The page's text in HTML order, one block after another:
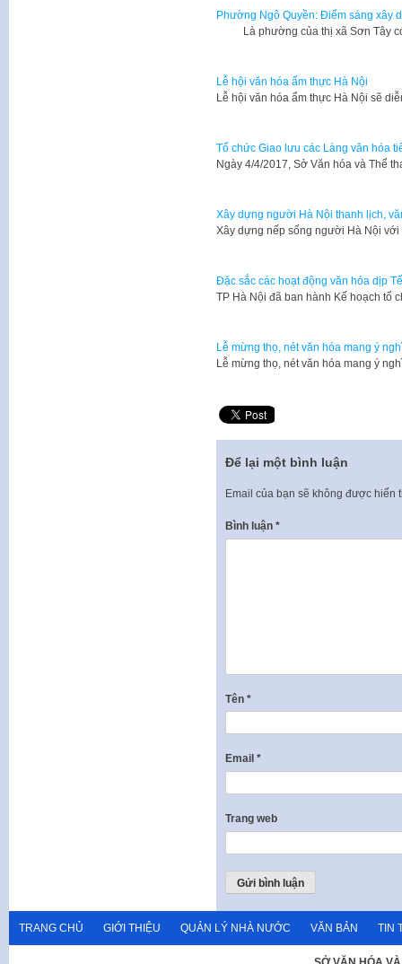
Phường Ngô Quyền: Điểm sáng xây
Là phường của thị xã Sơn Tây
Lễ hội văn hóa ẩm thực Hà Nội
Lễ hội văn hóa ẩm thực Hà Nội sẽ
Tổ chức Giao lưu các Làng văn hóa
Ngày 4/4/2017, Sở Văn hóa và Thể
Xây dựng người Hà Nội thanh lịch,
Xây dựng nếp sống người Hà Nội
Đặc sắc các hoạt động văn hóa dịp
​TP Hà Nội đã ban hành Kế hoạch tổ
Lễ mừng thọ, nét văn hóa mang ý
Lễ mừng thọ, nét văn hóa mang ý
Để lại một bình luận
Email của bạn sẽ không được hiển
Bình luận *
Tên *
Email *
Trang web
TRANG CHỦ GIỚI THIỆU QUẢN LÝ NHÀ NƯỚC VĂN BẢN TIN